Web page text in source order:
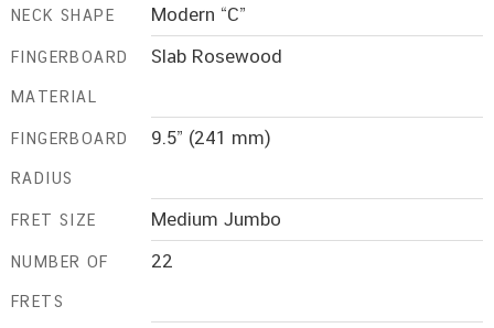
NECK SHAPE Modern “C”
FINGERBOARD
MATERIAL
Slab Rosewood
FINGERBOARD
RADIUS
9.5” (241 mm)
FRET SIZE Medium Jumbo
NUMBER OF
FRETS
22